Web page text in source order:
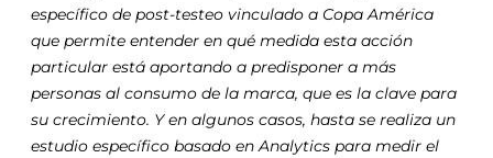
específico de post-testeo vinculado a Copa América
que permite entender en qué medida esta acción
particular está aportando a predisponer a más
personas al consumo de la marca, que es la clave para
su crecimiento. Y en algunos casos, hasta se realiza un
estudio específico basado en Analytics para medir el